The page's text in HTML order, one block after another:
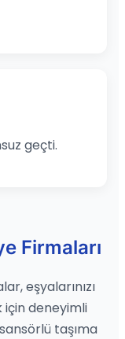
geçti.
Firmaları
eşyalarınızı
için deneyimli
taşıma